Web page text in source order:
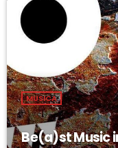
MUSICA
Be(a)st Music